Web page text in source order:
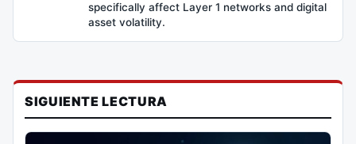
specifically affect Layer 1 networks and digital
asset volatility.
SIGUIENTE LECTURA